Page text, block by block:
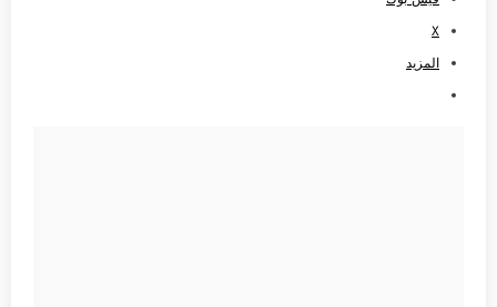
X
المزيد